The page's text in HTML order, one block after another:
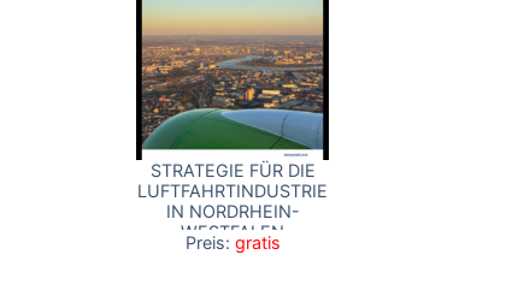
STRATEGIE FÜR DIE
LUFTFAHRTINDUSTRIE
IN NORDRHEIN-
WESTFALEN
Preis: gratis